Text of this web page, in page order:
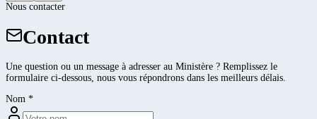
Nous contacter
Contact
Une question ou un message à adresser au Ministère ? Remplissez le
formulaire ci-dessous, nous vous répondrons dans les meilleurs délais.
Nom *